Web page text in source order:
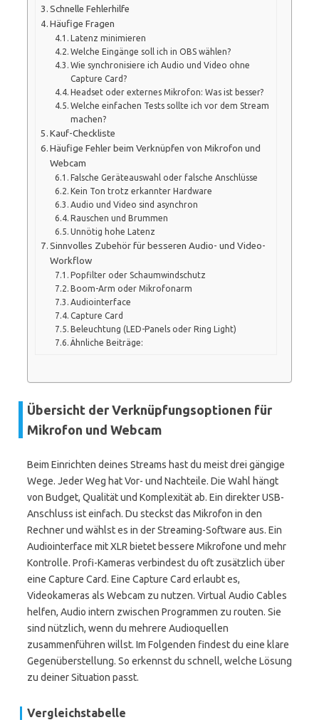
Schnelle Fehlerhilfe
Häufige Fragen
Latenz minimieren
Welche Eingänge soll ich in OBS wählen?
Wie synchronisiere ich Audio und Video ohne
Capture Card?
Headset oder externes Mikrofon: Was ist besser?
Welche einfachen Tests sollte ich vor dem Stream
machen?
Kauf-Checkliste
Häufige Fehler beim Verknüpfen von Mikrofon und
Webcam
Falsche Geräteauswahl oder falsche Anschlüsse
Kein Ton trotz erkannter Hardware
Audio und Video sind asynchron
Rauschen und Brummen
Unnötig hohe Latenz
Sinnvolles Zubehör für besseren Audio- und Video-
Workflow
Popfilter oder Schaumwindschutz
Boom-Arm oder Mikrofonarm
Audiointerface
Capture Card
Beleuchtung (LED-Panels oder Ring Light)
Ähnliche Beiträge:
Übersicht der Verknüpfungsoptionen für
Mikrofon und Webcam
Beim Einrichten deines Streams hast du meist drei gängige
Wege. Jeder Weg hat Vor- und Nachteile. Die Wahl hängt
von Budget, Qualität und Komplexität ab. Ein direkter USB-
Anschluss ist einfach. Du steckst das Mikrofon in den
Rechner und wählst es in der Streaming-Software aus. Ein
Audiointerface mit XLR bietet bessere Mikrofone und mehr
Kontrolle. Profi-Kameras verbindest du oft zusätzlich über
eine Capture Card. Eine Capture Card erlaubt es,
Videokameras als Webcam zu nutzen. Virtual Audio Cables
helfen, Audio intern zwischen Programmen zu routen. Sie
sind nützlich, wenn du mehrere Audioquellen
zusammenführen willst. Im Folgenden findest du eine klare
Gegenüberstellung. So erkennst du schnell, welche Lösung
zu deiner Situation passt.
Vergleichstabelle